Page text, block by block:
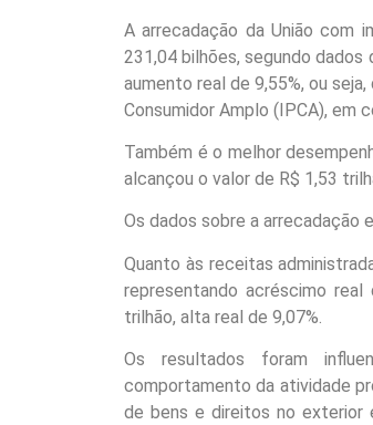
A arrecadação da União com
231,04 bilhões, segundo
aumento real de 9,55%, ou
Consumidor Amplo (IPCA), em
Também é o melhor
alcançou o valor de R$ 1,53
Os dados sobre a arrecadação
Quanto às receitas
representando acréscimo
trilhão, alta real de 9,07%.
Os resultados foram
comportamento da atividade
de bens e direitos no exterior